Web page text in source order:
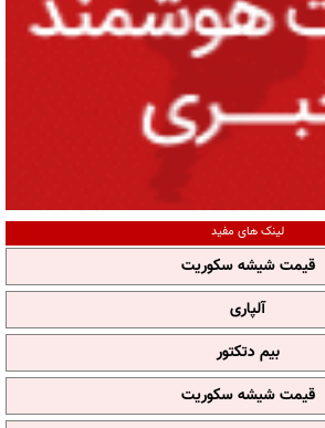
لینک های مفید
قیمت شیشه سکوریت
آلپاری
بیم دتکتور
قیمت شیشه سکوریت